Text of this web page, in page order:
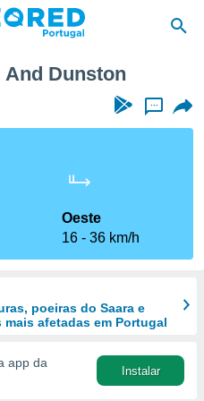
And Dunston
...
Oeste
16
36 km/h
poeiras do Saara e
afetadas em Portugal
app da
Instalar